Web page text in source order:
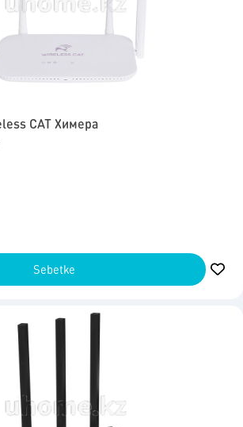
CAT Химера
Sebetke